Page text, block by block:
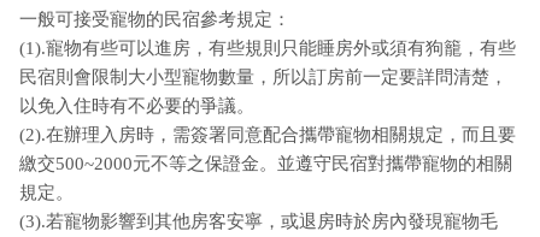
一般可接受寵物的民宿參考規定：
(1).寵物有些可以進房，有些規則只能睡房外或須有狗籠，有些
民宿則會限制大小型寵物數量，所以訂房前一定要詳問清楚，
以免入住時有不必要的爭議。
(2).在辦理入房時，需簽署同意配合攜帶寵物相關規定，而且要
繳交500~2000元不等之保證金。並遵守民宿對攜帶寵物的相關
規定。
(3).若寵物影響到其他房客安寧，或退房時於房內發現寵物毛